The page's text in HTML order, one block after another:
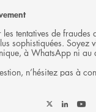
tentatives de
sophistiquées.
à WhatsApp ni
n’hésitez pas à